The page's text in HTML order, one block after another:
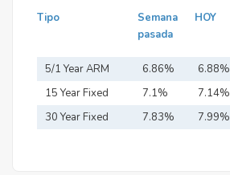
Tipo
Semana
pasada
HOY
5/1 Year ARM 6.86% 6.88%
15 Year Fixed
Mortgage
7.1% 7.14%
30 Year Fixed
7.83% 7.99%